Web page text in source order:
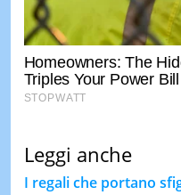
Leggi anche
I regali che portano